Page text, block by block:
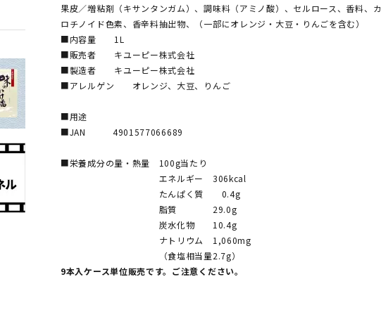
果皮／増粘剤（キサンタンガム）、調味料（アミノ酸）、セルロース、香料、カ
ロチノイド色素、香辛料抽出物、（一部にオレンジ・大豆・りんごを含む）
■内容量 1L
■販売者 キユーピー株式会社
■製造者 キユーピー株式会社
■アレルゲン オレンジ、大豆、りんご
■用途
■JAN 4901577066689
■栄養成分の量・熱量 100g当たり
エネルギー 306kcal
たんぱく質 0.4g
脂質 29.0g
炭水化物 10.4g
ナトリウム 1,060mg
（食塩相当量2.7g）
9本入ケース単位販売です。ご注意ください。